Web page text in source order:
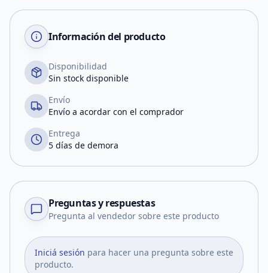
Información del producto
Disponibilidad
Sin stock disponible
Envío
Envío a acordar con el comprador
Entrega
5 días de demora
Preguntas y respuestas
Pregunta al vendedor sobre este producto
Iniciá sesión para hacer una pregunta sobre este
producto.